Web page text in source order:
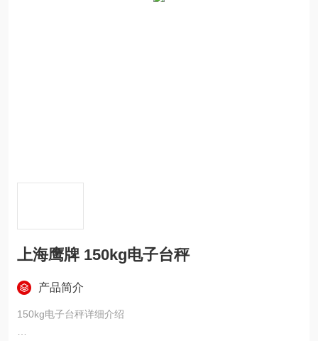
上海鹰牌 150kg电子台秤
产品简介
150kg电子台秤详细介绍